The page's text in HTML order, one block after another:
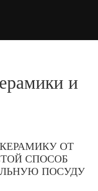
и
ОТ
СПОСОБ
ПОСУДУ